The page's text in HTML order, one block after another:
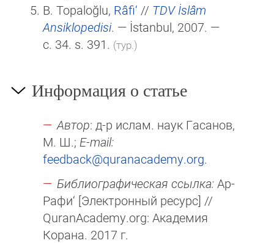
B. Topaloğlu, Râfi‘ // TDV İslâm
Ansiklopedisi. — İstanbul, 2007. —
c. 34. s. 391. (тур.)
Информация о статье
Автор: д-р ислам. наук Гасанов,
М. Ш.; E-mail:
feedback@quranacademy.org.
Библиографическая ссылка:Ар-
Рафи‘ [Электронный ресурс] //
QuranAcademy.org: Академия
Корана. 2017 г.